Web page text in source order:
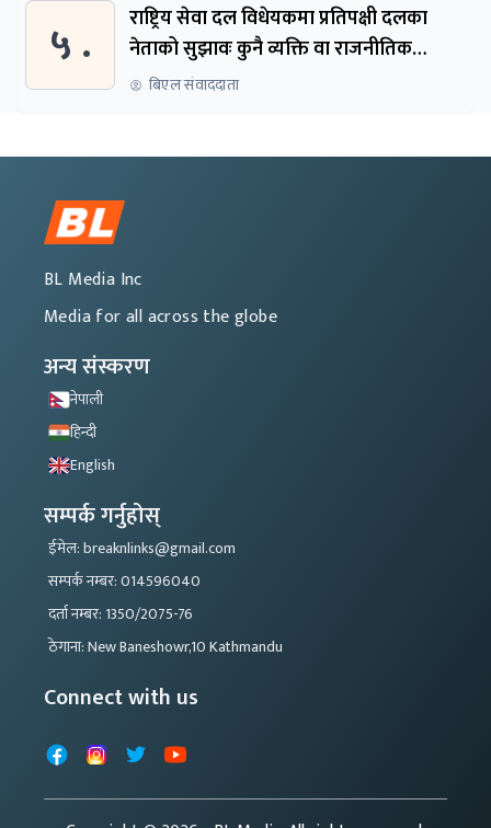
५ .
राष्ट्रिय सेवा दल विधेयकमा प्रतिपक्षी दलका
नेताको सुझावः कुनै व्यक्ति वा राजनीतिक
नेतृत्वबाट निर्देशित हुने संस्था नबनोस्
बिएल संवाददाता
BL Media Inc
Media for all across the globe
अन्य संस्करण
नेपाली
हिन्दी
English
सम्पर्क गर्नुहोस्
ईमेल: breaknlinks@gmail.com
सम्पर्क नम्बर: 014596040
दर्ता नम्बर: 1350/2075-76
ठेगाना: New Baneshowr,10 Kathmandu
Connect with us
FacebookInstagram
X YouTube